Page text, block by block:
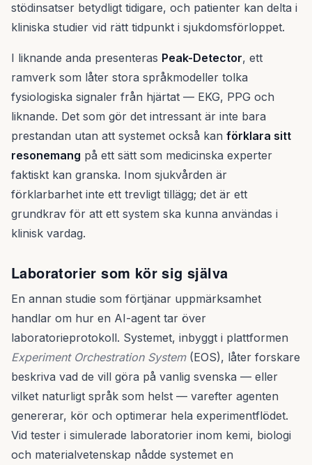
stödinsatser betydligt tidigare, och patienter kan delta i
kliniska studier vid rätt tidpunkt i sjukdomsförloppet.
I liknande anda presenteras Peak-Detector, ett
ramverk som låter stora språkmodeller tolka
fysiologiska signaler från hjärtat — EKG, PPG och
liknande. Det som gör det intressant är inte bara
prestandan utan att systemet också kan förklara sitt
resonemang på ett sätt som medicinska experter
faktiskt kan granska. Inom sjukvården är
förklarbarhet inte ett trevligt tillägg; det är ett
grundkrav för att ett system ska kunna användas i
klinisk vardag.
Laboratorier som kör sig själva
En annan studie som förtjänar uppmärksamhet
handlar om hur en AI-agent tar över
laboratorieprotokoll. Systemet, inbyggt i plattformen
Experiment Orchestration System(EOS), låter forskare
beskriva vad de vill göra på vanlig svenska — eller
vilket naturligt språk som helst — varefter agenten
genererar, kör och optimerar hela experimentflödet.
Vid tester i simulerade laboratorier inom kemi, biologi
och materialvetenskap nådde systemet en